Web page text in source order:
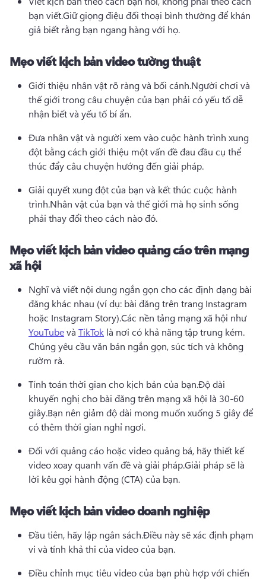
bạn viết.Giữ giọng điệu đối thoại bình thường để khán
giả biết rằng bạn ngang hàng với họ.
Mẹo viết kịch bản video tường thuật
Giới thiệu nhân vật rõ ràng và bối cảnh.Người chơi và
thế giới trong câu chuyện của bạn phải có yếu tố dễ
nhận biết và yếu tố bí ẩn.
Đưa nhân vật và người xem vào cuộc hành trình xung
đột bằng cách giới thiệu một vấn đề đau đầu cụ thể
thúc đẩy câu chuyện hướng đến giải pháp.
Giải quyết xung đột của bạn và kết thúc cuộc hành
trình.Nhân vật của bạn và thế giới mà họ sinh sống
phải thay đổi theo cách nào đó.
Mẹo viết kịch bản video quảng cáo trên mạng
xã hội
Nghĩ và viết nội dung ngắn gọn cho các định dạng bài
đăng khác nhau (ví dụ: bài đăng trên trang Instagram
hoặc Instagram Story).Các nền tảng mạng xã hội như
YouTube và TikTok
Chúng yêu cầu văn bản ngắn gọn, súc tích và không
rườm rà.
Tính toán thời gian cho kịch bản của bạn.Độ dài
khuyến nghị cho bài đăng trên mạng xã hội là 30-60
giây.Bạn nên giảm độ dài mong muốn xuống 5 giây để
có thêm thời gian nghỉ ngơi.
Đối với quảng cáo hoặc video quảng bá, hãy thiết kế
video xoay quanh vấn đề và giải pháp.Giải pháp sẽ là
lời kêu gọi hành động (CTA) của bạn.
Mẹo viết kịch bản video doanh nghiệp
Đầu tiên, hãy lập ngân sách.Điều này sẽ xác định phạm
vi và tính khả thi của video của bạn.
Điều chỉnh mục tiêu video của bạn phù hợp với chiến